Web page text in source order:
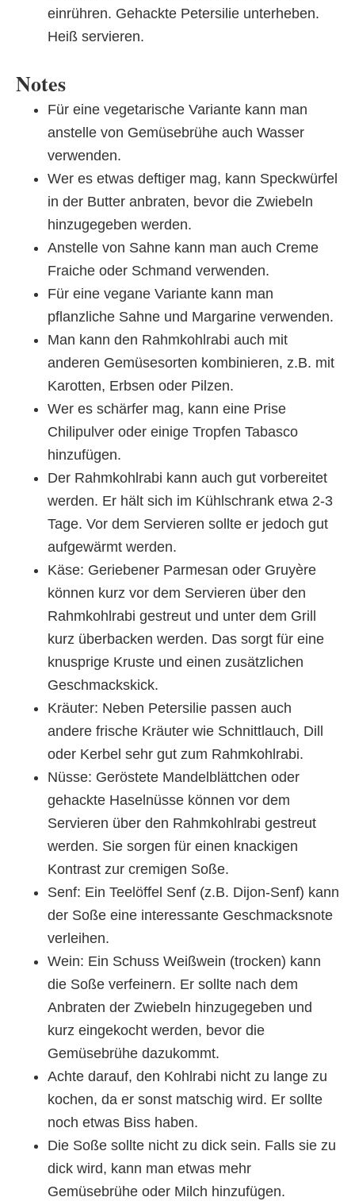
einrühren. Gehackte Petersilie unterheben.
Heiß servieren.
Notes
Für eine vegetarische Variante kann man
anstelle von Gemüsebrühe auch Wasser
verwenden.
Wer es etwas deftiger mag, kann Speckwürfel
in der Butter anbraten, bevor die Zwiebeln
hinzugegeben werden.
Anstelle von Sahne kann man auch Creme
Fraiche oder Schmand verwenden.
Für eine vegane Variante kann man
pflanzliche Sahne und Margarine verwenden.
Man kann den Rahmkohlrabi auch mit
anderen Gemüsesorten kombinieren, z.B. mit
Karotten, Erbsen oder Pilzen.
Wer es schärfer mag, kann eine Prise
Chilipulver oder einige Tropfen Tabasco
hinzufügen.
Der Rahmkohlrabi kann auch gut vorbereitet
werden. Er hält sich im Kühlschrank etwa 2-3
Tage. Vor dem Servieren sollte er jedoch gut
aufgewärmt werden.
Käse: Geriebener Parmesan oder Gruyère
können kurz vor dem Servieren über den
Rahmkohlrabi gestreut und unter dem Grill
kurz überbacken werden. Das sorgt für eine
knusprige Kruste und einen zusätzlichen
Geschmackskick.
Kräuter: Neben Petersilie passen auch
andere frische Kräuter wie Schnittlauch, Dill
oder Kerbel sehr gut zum Rahmkohlrabi.
Nüsse: Geröstete Mandelblättchen oder
gehackte Haselnüsse können vor dem
Servieren über den Rahmkohlrabi gestreut
werden. Sie sorgen für einen knackigen
Kontrast zur cremigen Soße.
Senf: Ein Teelöffel Senf (z.B. Dijon-Senf) kann
der Soße eine interessante Geschmacksnote
verleihen.
Wein: Ein Schuss Weißwein (trocken) kann
die Soße verfeinern. Er sollte nach dem
Anbraten der Zwiebeln hinzugegeben und
kurz eingekocht werden, bevor die
Gemüsebrühe dazukommt.
Achte darauf, den Kohlrabi nicht zu lange zu
kochen, da er sonst matschig wird. Er sollte
noch etwas Biss haben.
Die Soße sollte nicht zu dick sein. Falls sie zu
dick wird, kann man etwas mehr
Gemüsebrühe oder Milch hinzufügen.